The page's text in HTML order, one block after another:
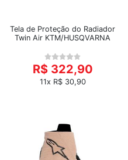
Tela de Proteção do Radiador
Twin Air KTM/HUSQVARNA
R$ 322,90
11x R$ 30,90